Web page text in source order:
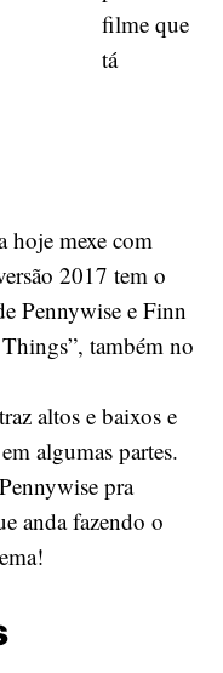
filme que
tá
hoje mexe com
2017 tem o
Pennywise e Finn
também no
altos e baixos e
algumas partes.
pra
anda fazendo o